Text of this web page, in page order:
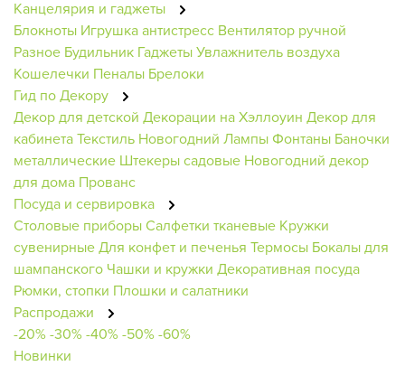
Канцелярия и гаджеты
Блокноты Игрушка антистресс Вентилятор ручной
Разное Будильник ГаджетыУвлажнитель воздуха
Кошелечки Пеналы Брелоки
Гид по Декору
Декор для детской Декорации на Хэллоуин Декор для
кабинетаТекстиль Новогодний ЛампыФонтаны Баночки
металлические Штекеры садовые Новогодний декор
для дома Прованс
Посуда и сервировка
Столовые приборыСалфетки тканевые Кружки
сувенирныеДля конфет и печенья Термосы Бокалы для
шампанского Чашки и кружки Декоративная посуда
Рюмки, стопки Плошки и салатники
Распродажи
-20%-30%-40%-50%-60%
Новинки